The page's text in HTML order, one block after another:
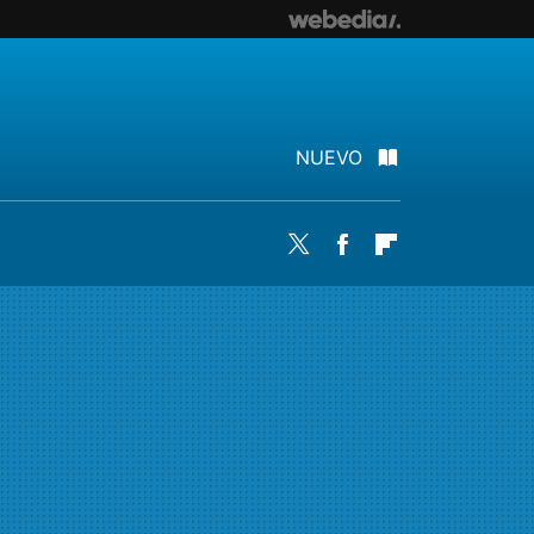
NUEVO
Twitter Facebook